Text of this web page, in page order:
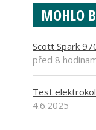
MOHLO
Scott Spark
před 8
Test
4.6.2025